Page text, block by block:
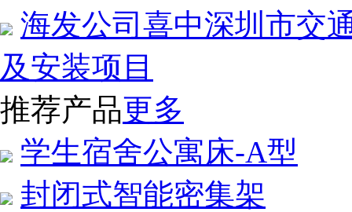
海发公司喜中深圳市交
及安装项目
推荐产品更多
学生宿舍公寓床-A型
封闭式智能密集架